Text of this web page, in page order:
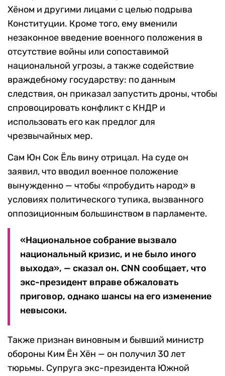
Хёном и другими лицами с целью подрыва
Конституции. Кроме того, ему вменили
незаконное введение военного положения в
отсутствие войны или сопоставимой
национальной угрозы, а также содействие
враждебному государству: по данным
следствия, он приказал запустить дроны, чтобы
спровоцировать конфликт с КНДР и
использовать его как предлог для
чрезвычайных мер.
Сам Юн Сок Ёль вину отрицал. На суде он
заявил, что вводил военное положение
вынужденно — чтобы «пробудить народ» в
условиях политического тупика, вызванного
оппозиционным большинством в парламенте.
«Национальное собрание вызвало
национальный кризис, и не было иного
выхода», — сказал он. CNN сообщает, что
экс-президент вправе обжаловать
приговор, однако шансы на его изменение
невысоки.
Также признан виновным и бывший министр
обороны Ким Ён Хён — он получил 30 лет
тюрьмы. Супруга экс-президента Южной